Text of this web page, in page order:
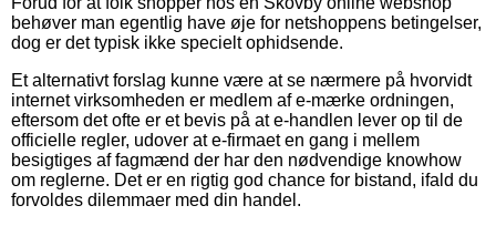
behøver man egentlig have øje for netshoppens betingelser,
dog er det typisk ikke specielt ophidsende.
Et alternativt forslag kunne være at se nærmere på hvorvidt
internet virksomheden er medlem af e-mærke ordningen,
eftersom det ofte er et bevis på at e-handlen lever op til de
officielle regler, udover at e-firmaet en gang i mellem
besigtiges af fagmænd der har den nødvendige knowhow
om reglerne. Det er en rigtig god chance for bistand, ifald du
forvoldes dilemmaer med din handel.